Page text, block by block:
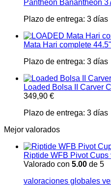
Pantheon Banantheon
Plazo de entrega: 3 días
Mata Hari complete
Plazo de entrega: 3 días
Loaded Bolsa II Carver
349,90 €
Plazo de entrega: 3 días
Mejor valorados
Riptide WFB Pivot
Valorado con 5.00 de 5
valoraciones globales